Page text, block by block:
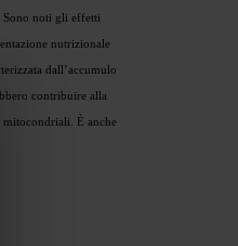
Sono noti gli effetti
nutrizionale
dall’accumulo
contribuire alla
È anche